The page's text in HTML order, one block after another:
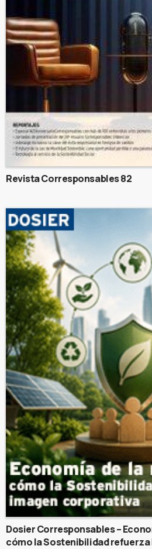
Revista Corresponsables 82
Dosier Corresponsables –
cómo la Sostenibilidad